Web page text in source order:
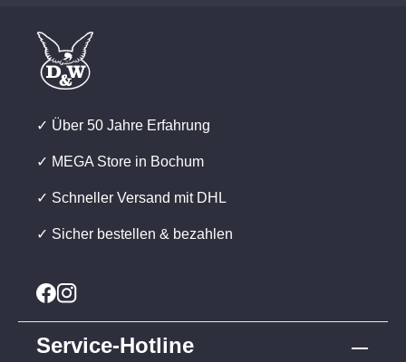
✓ Über 50 Jahre Erfahrung
✓ MEGA Store in Bochum
✓ Schneller Versand mit DHL
✓ Sicher bestellen & bezahlen
Service-Hotline